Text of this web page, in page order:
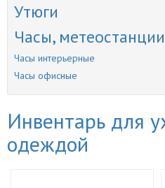
Утюги
Часы,
Часы интерьерные
Часы офисные
Инвентарь для
одеждой